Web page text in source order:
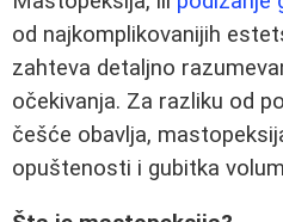
od najkomplikovanijih
zahteva detaljno
očekivanja. Za razliku od
češće obavlja,
opuštenosti i gubitka